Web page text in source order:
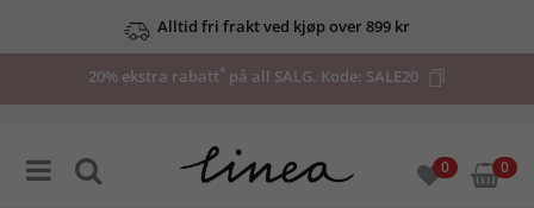
Alltid fri frakt ved kjøp over 899 kr
20% ekstra rabatt* på all SALG. Kode: SALE20
0 0